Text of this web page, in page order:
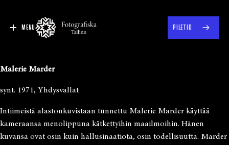
MENU PILETID
Malerie Marder
synt. 1971, Yhdysvallat
Intiimeistä alastonkuvistaan tunnettu Malerie Marder käyttää
kameraansa menolippuna kätkettyihin maailmoihin. Hänen
kuvansa ovat osin kuin hallusinaatiota, osin todellisuutta. Marder